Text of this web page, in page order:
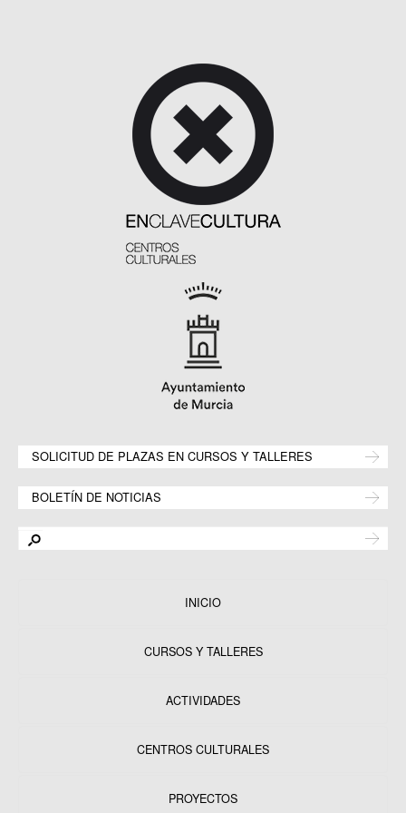
SOLICITUD DE PLAZAS EN CURSOS Y TALLERES
BOLETÍN DE NOTICIAS
INICIO
CURSOS Y TALLERES
ACTIVIDADES
CENTROS CULTURALES
PROYECTOS